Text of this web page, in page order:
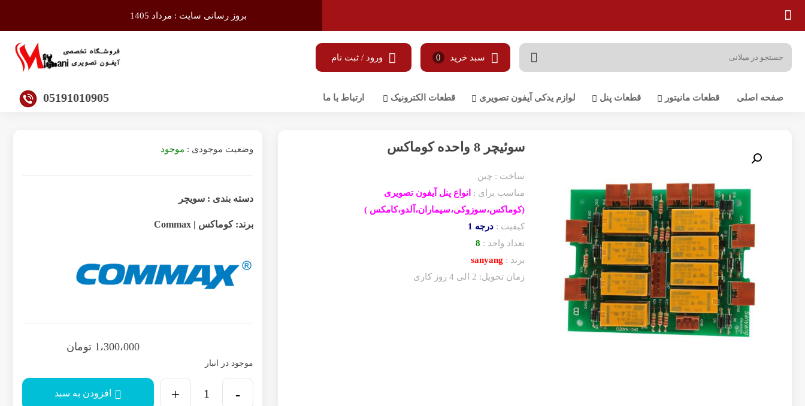
بروز رسانی سایت : مرداد 1405
سبد خرید 0 ورود / ثبت نام
صفحه اصلی قطعات مانیتور قطعات پنل لوازم یدکی آیفون تصویری قطعات الکترونیک ارتباط با ما 05191010905
سوئیچر 8 واحده کوماکس
ساخت : چین
مناسب برای : انواع پنل آیفون تصویری
(کوماکس،سوزوکی،سیماران،آلدو،کامکس )
کیفیت : درجه 1
تعداد واحد : 8
برند :
زمان تحویل: 2 الی 4 روز کاری
وضعیت موجودی : موجود
دسته بندی : سویچر
برند:کوماکس | Commax
1،300،000 تومان
موجود در انبار
افزودن به سبد